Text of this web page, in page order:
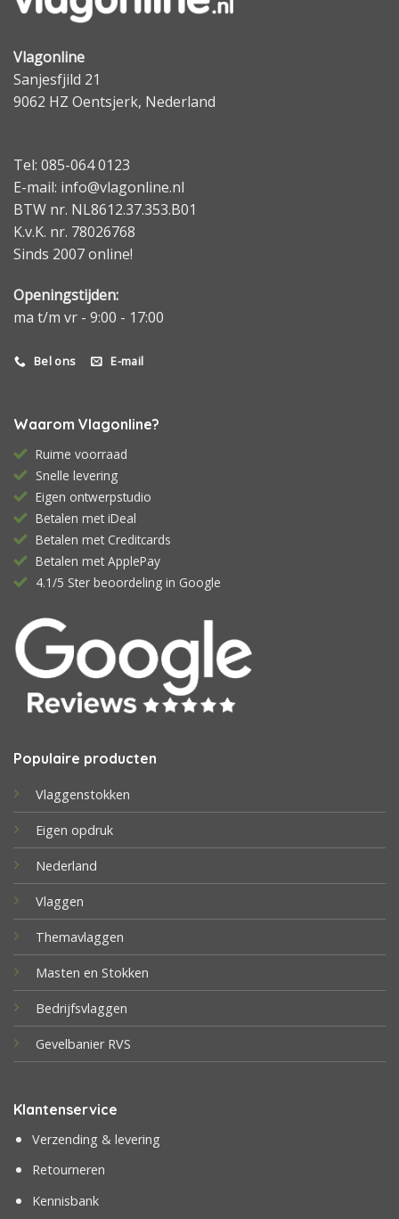
Vlagonline
Sanjesfjild 21
9062 HZ Oentsjerk, Nederland
Tel: 085-064 0123
E-mail: info@vlagonline.nl
BTW nr. NL8612.37.353.B01
K.v.K. nr. 78026768
Sinds 2007 online!
Openingstijden:
ma t/m vr - 9:00 - 17:00
Bel ons E-mail
Waarom Vlagonline?
Ruime voorraad
Snelle levering
Eigen ontwerpstudio
Betalen met iDeal
Betalen met Creditcards
Betalen met ApplePay
4.1/5 Ster beoordeling in Google
Populaire producten
Vlaggenstokken
Eigen opdruk
Nederland
Vlaggen
Themavlaggen
Masten en Stokken
Bedrijfsvlaggen
Gevelbanier RVS
Klantenservice
Verzending & levering
Retourneren
Kennisbank